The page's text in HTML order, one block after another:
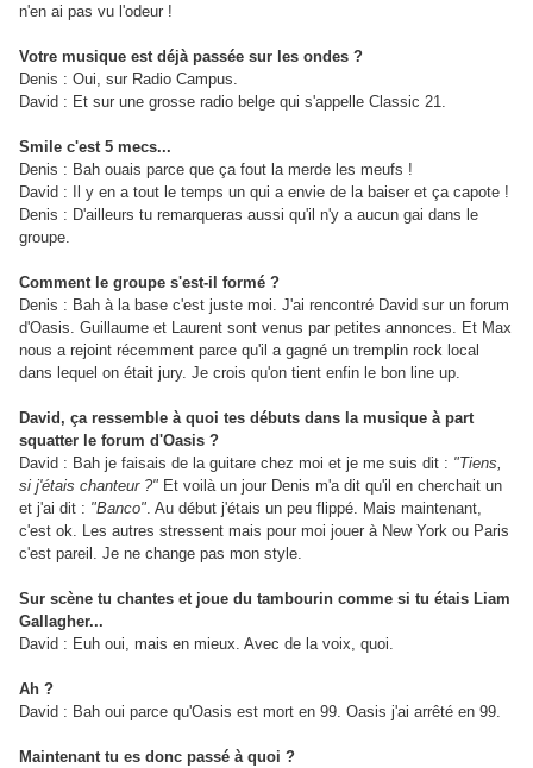
n'en ai pas vu l'odeur !
Votre musique est déjà passée sur les ondes ?
Denis : Oui, sur Radio Campus.
David : Et sur une grosse radio belge qui s'appelle Classic 21.
Smile c'est 5 mecs...
Denis : Bah ouais parce que ça fout la merde les meufs !
David : Il y en a tout le temps un qui a envie de la baiser et ça capote !
Denis : D'ailleurs tu remarqueras aussi qu'il n'y a aucun gai dans le
groupe.
Comment le groupe s'est-il formé ?
Denis : Bah à la base c'est juste moi. J'ai rencontré David sur un forum
d'Oasis. Guillaume et Laurent sont venus par petites annonces. Et Max
nous a rejoint récemment parce qu'il a gagné un tremplin rock local
dans lequel on était jury. Je crois qu'on tient enfin le bon line up.
David, ça ressemble à quoi tes débuts dans la musique à part
squatter le forum d'Oasis ?
David : Bah je faisais de la guitare chez moi et je me suis dit : "Tiens,
si j'étais chanteur ?" Et voilà un jour Denis m'a dit qu'il en cherchait un
et j'ai dit : "Banco". Au début j'étais un peu flippé. Mais maintenant,
c'est ok. Les autres stressent mais pour moi jouer à New York ou Paris
c'est pareil. Je ne change pas mon style.
Sur scène tu chantes et joue du tambourin comme si tu étais Liam
Gallagher...
David : Euh oui, mais en mieux. Avec de la voix, quoi.
Ah ?
David : Bah oui parce qu'Oasis est mort en 99. Oasis j'ai arrêté en 99.
Maintenant tu es donc passé à quoi ?